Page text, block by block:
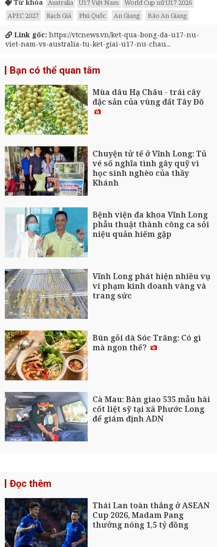
Từ khóa Australia U17 Việt Nam
World Cup nữ U17 2026
APEC 2027
Rạch Giá Phú Quốc An Giang Báo An Giang
Link gốc: https://vtcnews.vn/ket-qua-bong-da-u17-nu-
viet-nam-vs-australia-tu-ket-giai-u17-nu-chau...
Bạn có thể quan tâm
Mùa dâu Hạ Châu - trái cây
đặc sản của vùng đất Tây Đô
Chuyện tử tế ở Vĩnh Long: Tủ
vé số nghĩa tình gây quỹ vì
học sinh nghèo của thầy
Khánh
Bệnh viện đa khoa Vĩnh Long
phẫu thuật thành công ca sỏi
niệu quản hiếm gặp
Vĩnh Long phát hiện nhiều vụ
vi phạm kinh doanh vàng và
trang sức
Bún gỏi dà Sóc Trăng: Có gì
mà ngon thế?
Cà Mau: Bàn giao 535 mẫu hài
cốt liệt sỹ tại xã Phước Long
để giám định ADN
Đọc thêm
Thái Lan toàn thắng ở ASEAN
Cup 2026, Madam Pang
thưởng nóng 1,5 tỷ đồng